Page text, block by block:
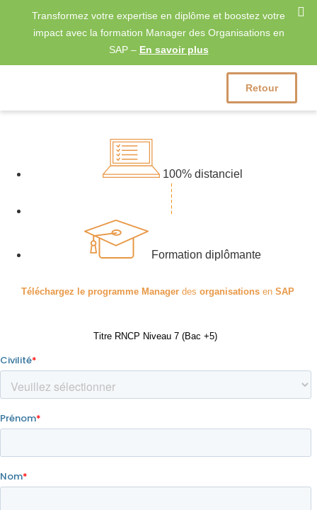
Transformez votre expertise en diplôme et boostez votre
impact avec la formation Manager des Organisations en
SAP – En savoir plus
Retour
100% distanciel
Formation diplômante
Téléchargez le programme Manager des organisations en SAP
Titre RNCP Niveau 7 (Bac +5)